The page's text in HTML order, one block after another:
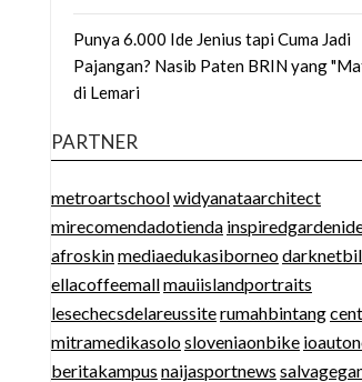
Punya 6.000 Ide Jenius tapi Cuma Jadi
Pajangan? Nasib Paten BRIN yang
di Lemari
PARTNER
metroartschoolwidyanataarchitect
mirecomendadotienda
afroskinmediaedukasiborneo
ellacoffeemallmauiislandportraits
lesechecsdelareussiterumahbintang
mitramedikasolosloveniaonbike
beritakampus naijasportnews